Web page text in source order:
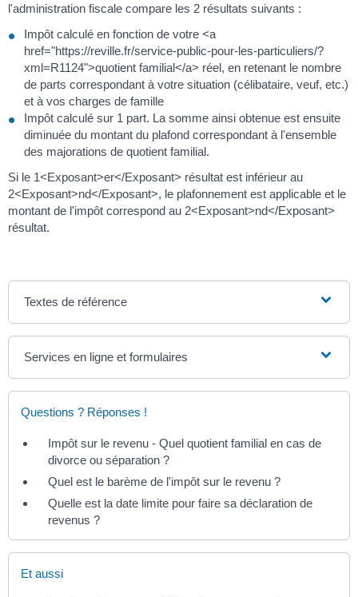
l'administration fiscale compare les 2 résultats suivants :
Impôt calculé en fonction de votre <a
href="https://reville.fr/service-public-pour-les-particuliers/?
xml=R1124">quotient familial</a> réel, en retenant le nombre
de parts correspondant à votre situation (célibataire, veuf, etc.)
et à vos charges de famille
Impôt calculé sur 1 part. La somme ainsi obtenue est ensuite
diminuée du montant du plafond correspondant à l'ensemble
des majorations de quotient familial.
Si le 1<Exposant>er</Exposant> résultat est inférieur au
2<Exposant>nd</Exposant>, le plafonnement est applicable et le
montant de l'impôt correspond au 2<Exposant>nd</Exposant>
résultat.
Textes de référence
Services en ligne et formulaires
Questions ? Réponses !
Impôt sur le revenu - Quel quotient familial en cas de
divorce ou séparation ?
Quel est le barème de l'impôt sur le revenu ?
Quelle est la date limite pour faire sa déclaration de
revenus ?
Et aussi